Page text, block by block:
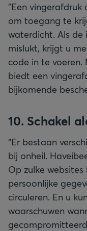
"Een vingerafdruk
om toegang te
waterdicht. Als de
mislukt, krijgt u
code in te voeren.
biedt een
bijkomende
10. Schakel
“Er bestaan
bij onheil.
Op zulke
persoonlijke
circuleren. En u
waarschuwen